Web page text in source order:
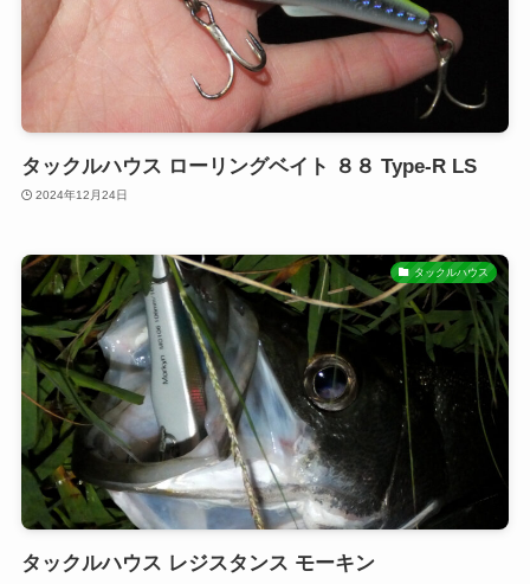
タックルハウス ローリングベイト ８８ Type-R LS
2024年12月24日
タックルハウス
タックルハウス レジスタンス モーキン